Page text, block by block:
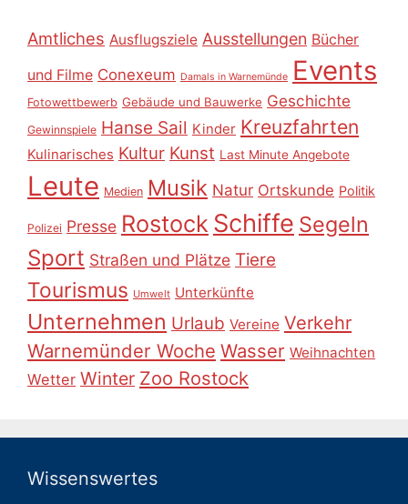
Amtliches Ausflugsziele Ausstellungen Bücher
und Filme Conexeum Damals in Warnemünde Events
Fotowettbewerb Gebäude und Bauwerke Geschichte
Gewinnspiele Hanse Sail Kinder Kreuzfahrten
Kulinarisches Kultur Kunst Last Minute Angebote
Leute Medien Musik Natur Ortskunde Politik
Polizei Presse Rostock Schiffe Segeln
Sport Straßen und Plätze Tiere
Tourismus Umwelt Unterkünfte
Unternehmen Urlaub Vereine Verkehr
Warnemünder Woche Wasser Weihnachten
Wetter Winter Zoo Rostock
Wissenswertes